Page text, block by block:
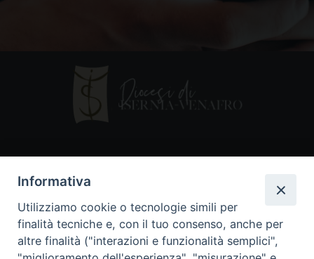
86170 Isernia
086550849
segreteria@diocesiiserniavenafro.it
Informativa
Utilizziamo cookie o tecnologie simili per
finalità tecniche e, con il tuo consenso, anche per
altre finalità ("interazioni e funzionalità semplici",